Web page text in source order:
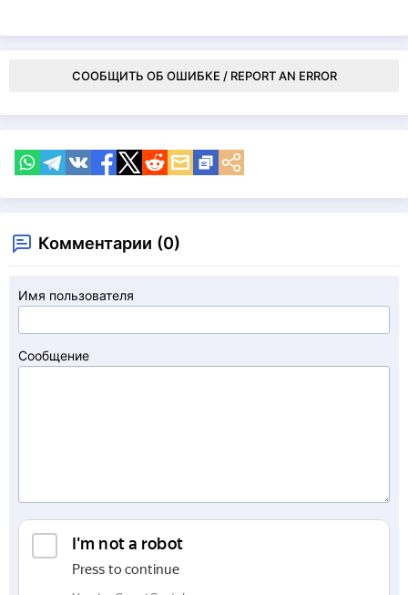
СООБЩИТЬ ОБ ОШИБКЕ / REPORT AN ERROR
Комментарии (0)
Имя пользователя
Сообщение